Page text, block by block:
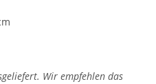
Wir empfehlen das